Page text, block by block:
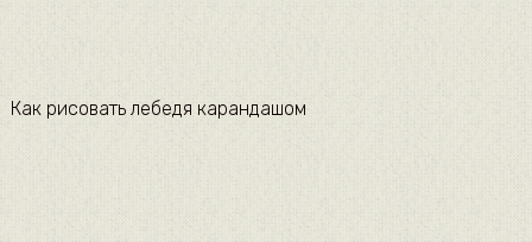
Как рисовать лебедя карандашом